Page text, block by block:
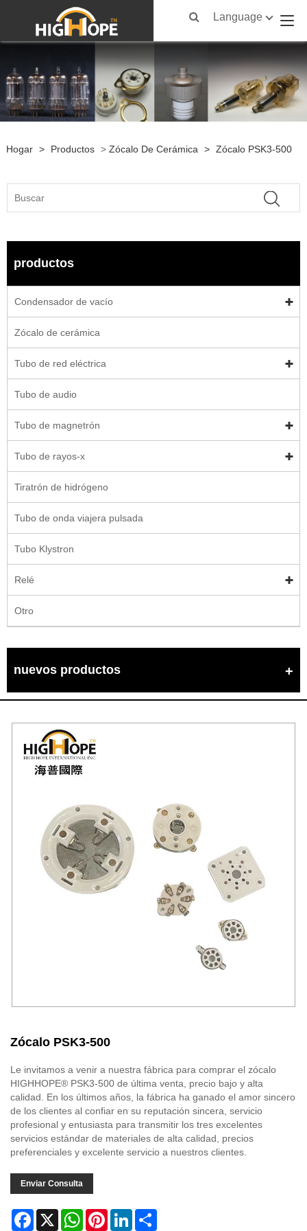
Language
Hogar > Productos > Zócalo De Cerámica > Zócalo PSK3-500
productos
Condensador de vacío
Zócalo de cerámica
Tubo de red eléctrica
Tubo de audio
Tubo de magnetrón
Tubo de rayos-x
Tiratrón de hidrógeno
Tubo de onda viajera pulsada
Tubo Klystron
Relé
Otro
nuevos productos
Zócalo PSK3-500
Le invitamos a venir a nuestra fábrica para comprar el zócalo
HIGHHOPE® PSK3-500 de última venta, precio bajo y alta
calidad. En los últimos años, la fábrica ha ganado el amor sincero
de los clientes al confiar en su reputación sincera, servicio
profesional y entusiasta para transmitir los tres excelentes
servicios estándar de materiales de alta calidad, precios
preferenciales y excelente servicio a nuestros clientes.
Enviar Consulta
Facebook
X WhatsAppPinterestLinkedIn